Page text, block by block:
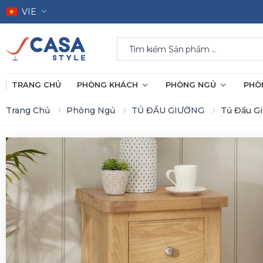
VIE
Search
TRANG CHỦ PHÒNG KHÁCH PHÒNG NGỦ
Trang Chủ Phòng Ngủ TỦ ĐẦU GIƯỜNG Tủ Đầu